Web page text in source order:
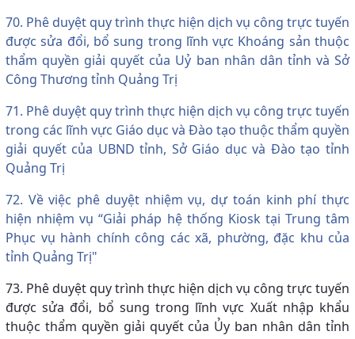
70. Phê duyệt quy trình thực hiện dịch vụ công trực tuyến
được sửa đổi, bổ sung trong lĩnh vực Khoáng sản thuộc
thẩm quyền giải quyết của Uỷ ban nhân dân tỉnh và Sở
Công Thương tỉnh Quảng Trị
71. Phê duyệt quy trình thực hiện dịch vụ công trực tuyến
trong các lĩnh vực Giáo dục và Đào tạo thuộc thẩm quyền
giải quyết của UBND tỉnh, Sở Giáo dục và Đào tạo tỉnh
Quảng Trị
72. Về việc phê duyệt nhiệm vụ, dự toán kinh phí thực
hiện nhiệm vụ “Giải pháp hệ thống Kiosk tại Trung tâm
Phục vụ hành chính công các xã, phường, đặc khu của
tỉnh Quảng Trị"
73. Phê duyệt quy trình thực hiện dịch vụ công trực tuyến
được sửa đổi, bổ sung trong lĩnh vực Xuất nhập khẩu
thuộc thẩm quyền giải quyết của Ủy ban nhân dân tỉnh